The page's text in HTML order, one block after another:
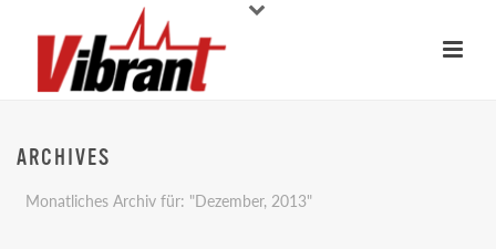
ARCHIVES
Monatliches Archiv für: "Dezember, 2013"